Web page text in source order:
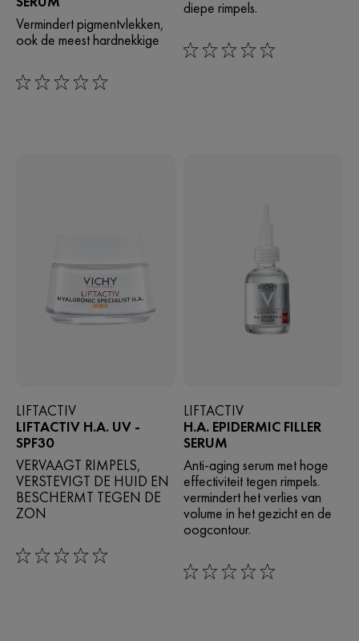
Vermindert pigmentvlekken,
ook de meest hardnekkige
0/5
diepe rimpels.​
0/5
LIFTACTIV
LIFTACTIV H.A. UV -
SPF30
VERVAAGT RIMPELS,
VERSTEVIGT DE HUID EN
BESCHERMT TEGEN DE
ZON
0/5
LIFTACTIV
H.A. EPIDERMIC FILLER
SERUM
Anti-aging serum met hoge
effectiviteit tegen rimpels.
vermindert het verlies van
volume in het gezicht en de
oogcontour.
0/5